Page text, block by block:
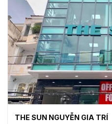
THE SUN NGUYỄN GIA TRÍ